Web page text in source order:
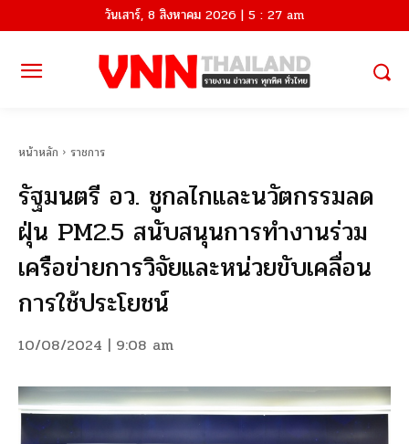
วันเสาร์, 8 สิงหาคม 2026 | 5 : 27 am
หน้าหลัก ราชการ
รัฐมนตรี อว. ชูกลไกและนวัตกรรมลด
ฝุ่น PM2.5 สนับสนุนการทำงานร่วม
เครือข่ายการวิจัยและหน่วยขับเคลื่อน
การใช้ประโยชน์
10/08/2024 | 9:08 am